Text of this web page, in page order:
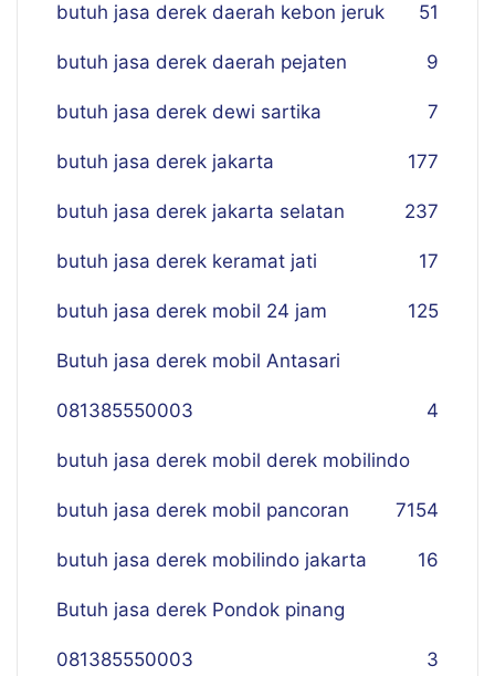
butuh jasa derek daerah kebon jeruk 51
butuh jasa derek daerah pejaten 9
butuh jasa derek dewi sartika 7
butuh jasa derek jakarta 177
butuh jasa derek jakarta selatan 237
butuh jasa derek keramat jati 17
butuh jasa derek mobil 24 jam 125
Butuh jasa derek mobil Antasari
081385550003 4
butuh jasa derek mobil derek mobilindo
154
butuh jasa derek mobil pancoran 7
butuh jasa derek mobilindo jakarta 16
Butuh jasa derek Pondok pinang
081385550003 3